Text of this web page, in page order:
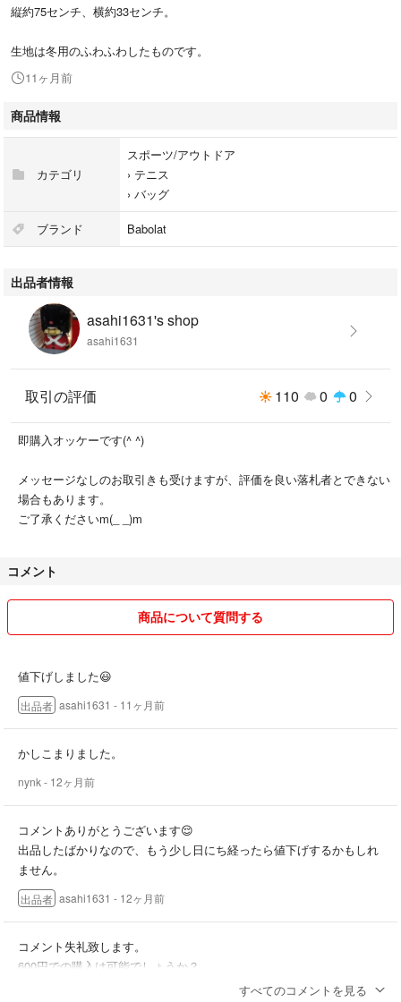
縦約75センチ、横約33センチ。
生地は冬用のふわふわしたものです。
11ヶ月前
商品情報
カテゴリ
スポーツ/アウトドア
› テニス
› バッグ
ブランド Babolat
出品者情報
asahi1631's shop
asahi1631
取引の評価 110 0 0
即購入オッケーです(^ ^)
メッセージなしのお取引きも受けますが、評価を良い落札者とできない
場合もあります。
ご了承くださいm(_ _)m
コメント
商品について質問する
値下げしました😃
出品者 asahi1631 - 11ヶ月前
かしこまりました。
nynk- 12ヶ月前
コメントありがとうございます😌
出品したばかりなので、もう少し日にち経ったら値下げするかもしれ
ません。
出品者 asahi1631 - 12ヶ月前
コメント失礼致します。
600円での購入は可能でしょうか？
すべてのコメントを見る